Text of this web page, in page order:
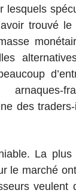
lesquels
trouvé le
des
La
le marché
veulent